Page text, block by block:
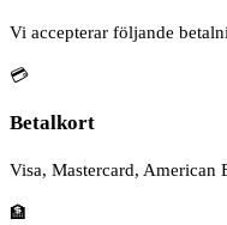
Vi accepterar följande
💳
Betalkort
Visa, Mastercard, American
🏦